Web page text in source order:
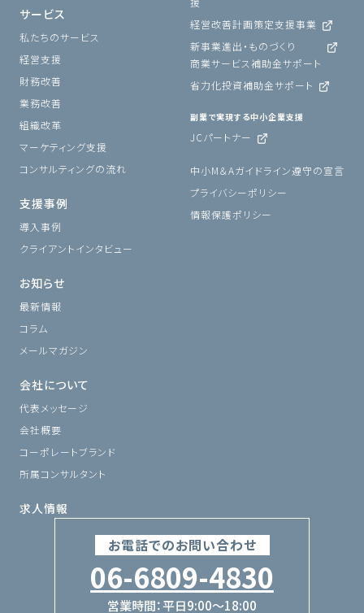
お電話でのお問い合わせ
06-6809-4830
営業時間：平日9:00〜18:00
サービス
私たちのサービス
経営支援
財務改善
業務改善
組織改革
マーケティング支援
コンサルティングの流れ
支援事例
導入事例
クライアントインタビュー
お知らせ
最新情報
コラム
メールマガジン
会社について
代表メッセージ
会社概要
コーポレートブランド
所属コンサルタント
求人情報
経営改善計画策定支援事業
新事業進出・ものづくり
商業サービス補助金サポート
省力化投資補助金サポート
副業で実現する中小企業支援
JCパートナー
中小M＆Aガイドライン遵守の宣言
プライバシーポリシー
情報保護ポリシー